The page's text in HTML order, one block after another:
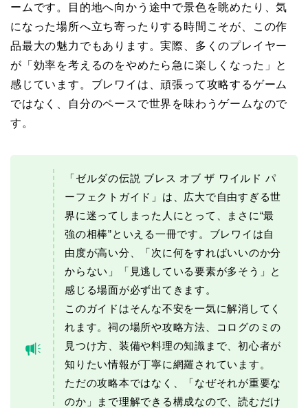
ームです。目的地へ向かう途中で景色を眺めたり、気
になった場所へ立ち寄ったりする時間こそが、この作
品最大の魅力でもあります。実際、多くのプレイヤー
が「効率を考えるのをやめたら急に楽しくなった」と
感じています。ブレワイは、頑張って攻略するゲーム
ではなく、自分のペースで世界を味わうゲームなので
す。
「ゼルダの伝説 ブレス オブ ザ ワイルド パ
ーフェクトガイド」は、広大で自由すぎる世
界に迷ってしまった人にとって、まさに“最
強の相棒”といえる一冊です。ブレワイは自
由度が高い分、「次に何をすればいいのか分
からない」「見逃している要素が多そう」と
感じる場面が必ず出てきます。
このガイドはそんな不安を一気に解消してく
れます。祠の場所や攻略方法、コログのミの
見つけ方、装備や料理の知識まで、初心者が
知りたい情報が丁寧に網羅されています。
ただの攻略本ではなく、「なぜそれが重要な
のか」まで理解できる構成なので、読むだけ